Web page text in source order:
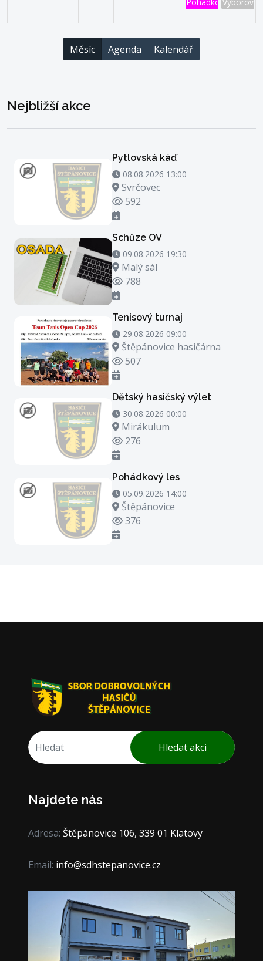
Měsíc Agenda Kalendář
Nejbližší akce
Pytlovská káď
08.08.2026 13:00 - 08.08.2026 14:00
08.08.2026 13:00
Místo konání
Svrčovec
Počet zhlédnutí
592
Schůze OV
09.08.2026 19:30 - 09.08.2026 20:30
09.08.2026 19:30
Místo konání
Malý sál
Počet zhlédnutí
788
Tenisový turnaj
29.08.2026 09:00 - 29.08.2026 23:00
29.08.2026 09:00
Místo konání
Štěpánovice hasičárna
Počet zhlédnutí
507
Dětský hasičský výlet
30.08.2026 00:00 - 30.08.2026 21:00
30.08.2026 00:00
Místo konání
Mirákulum
Počet zhlédnutí
276
Pohádkový les
05.09.2026 14:00 - 05.09.2026 15:00
05.09.2026 14:00
Místo konání
Štěpánovice
Počet zhlédnutí
376
Hledat akci
Najdete nás
Adresa: Štěpánovice 106, 339 01 Klatovy
Email: info@sdhstepanovice.cz